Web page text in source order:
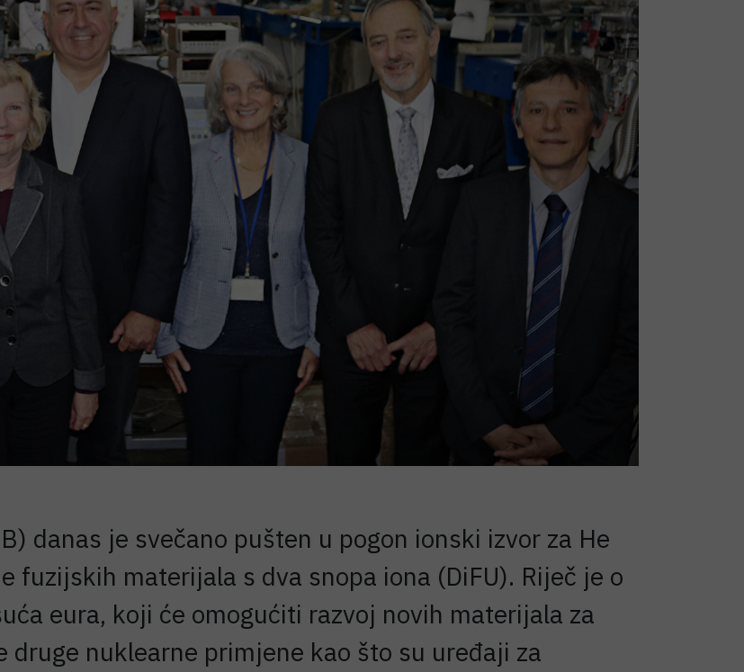
danas je svečano pušten u pogon ionski izvor za He
fuzijskih materijala s dva snopa iona (DiFU). Riječ je o
eura, koji će omogućiti razvoj novih materijala za
nuklearne primjene kao što su uređaji za